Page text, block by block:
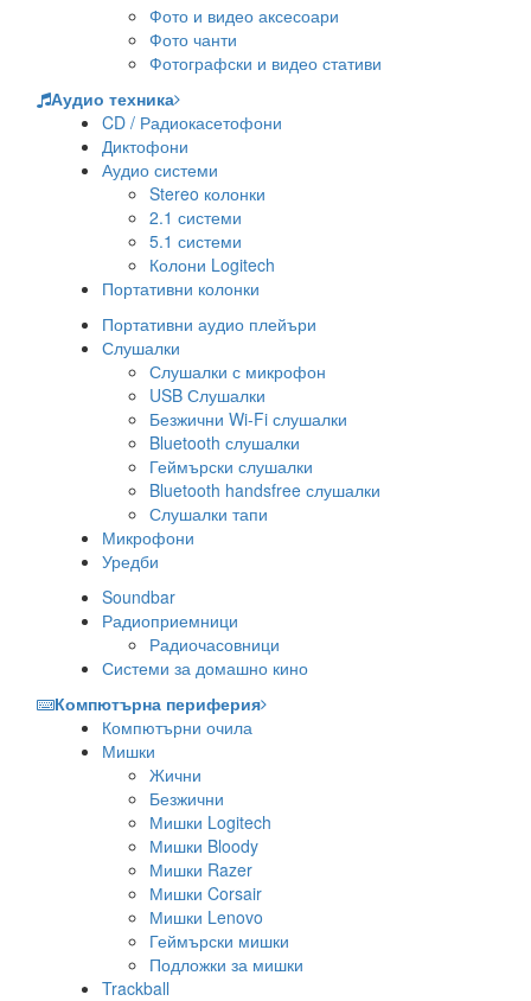
Фото и видео аксесоари
Фото чанти
Фотографски и видео стативи
Аудио техника
CD / Радиокасетофони
Диктофони
Аудио системи
Stereo колонки
2.1 системи
5.1 системи
Колони Logitech
Портативни колонки
Портативни аудио плейъри
Слушалки
Слушалки с микрофон
USB Слушалки
Безжични Wi-Fi слушалки
Bluetooth слушалки
Геймърски слушалки
Bluetooth handsfree слушалки
Слушалки тапи
Микрофони
Уредби
Soundbar
Радиоприемници
Радиочасовници
Системи за домашно кино
Компютърна периферия
Компютърни очила
Мишки
Жични
Безжични
Мишки Logitech
Мишки Bloody
Мишки Razer
Мишки Corsair
Мишки Lenovo
Геймърски мишки
Подложки за мишки
Trackball